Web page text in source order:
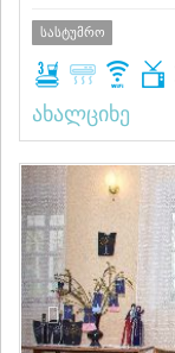
სასტუმრო
ახალციხე
Previous